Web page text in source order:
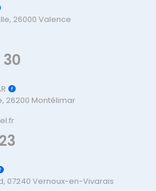
26000 Valence
26200 Montélimar
07240 Vernoux-en-Vivarais